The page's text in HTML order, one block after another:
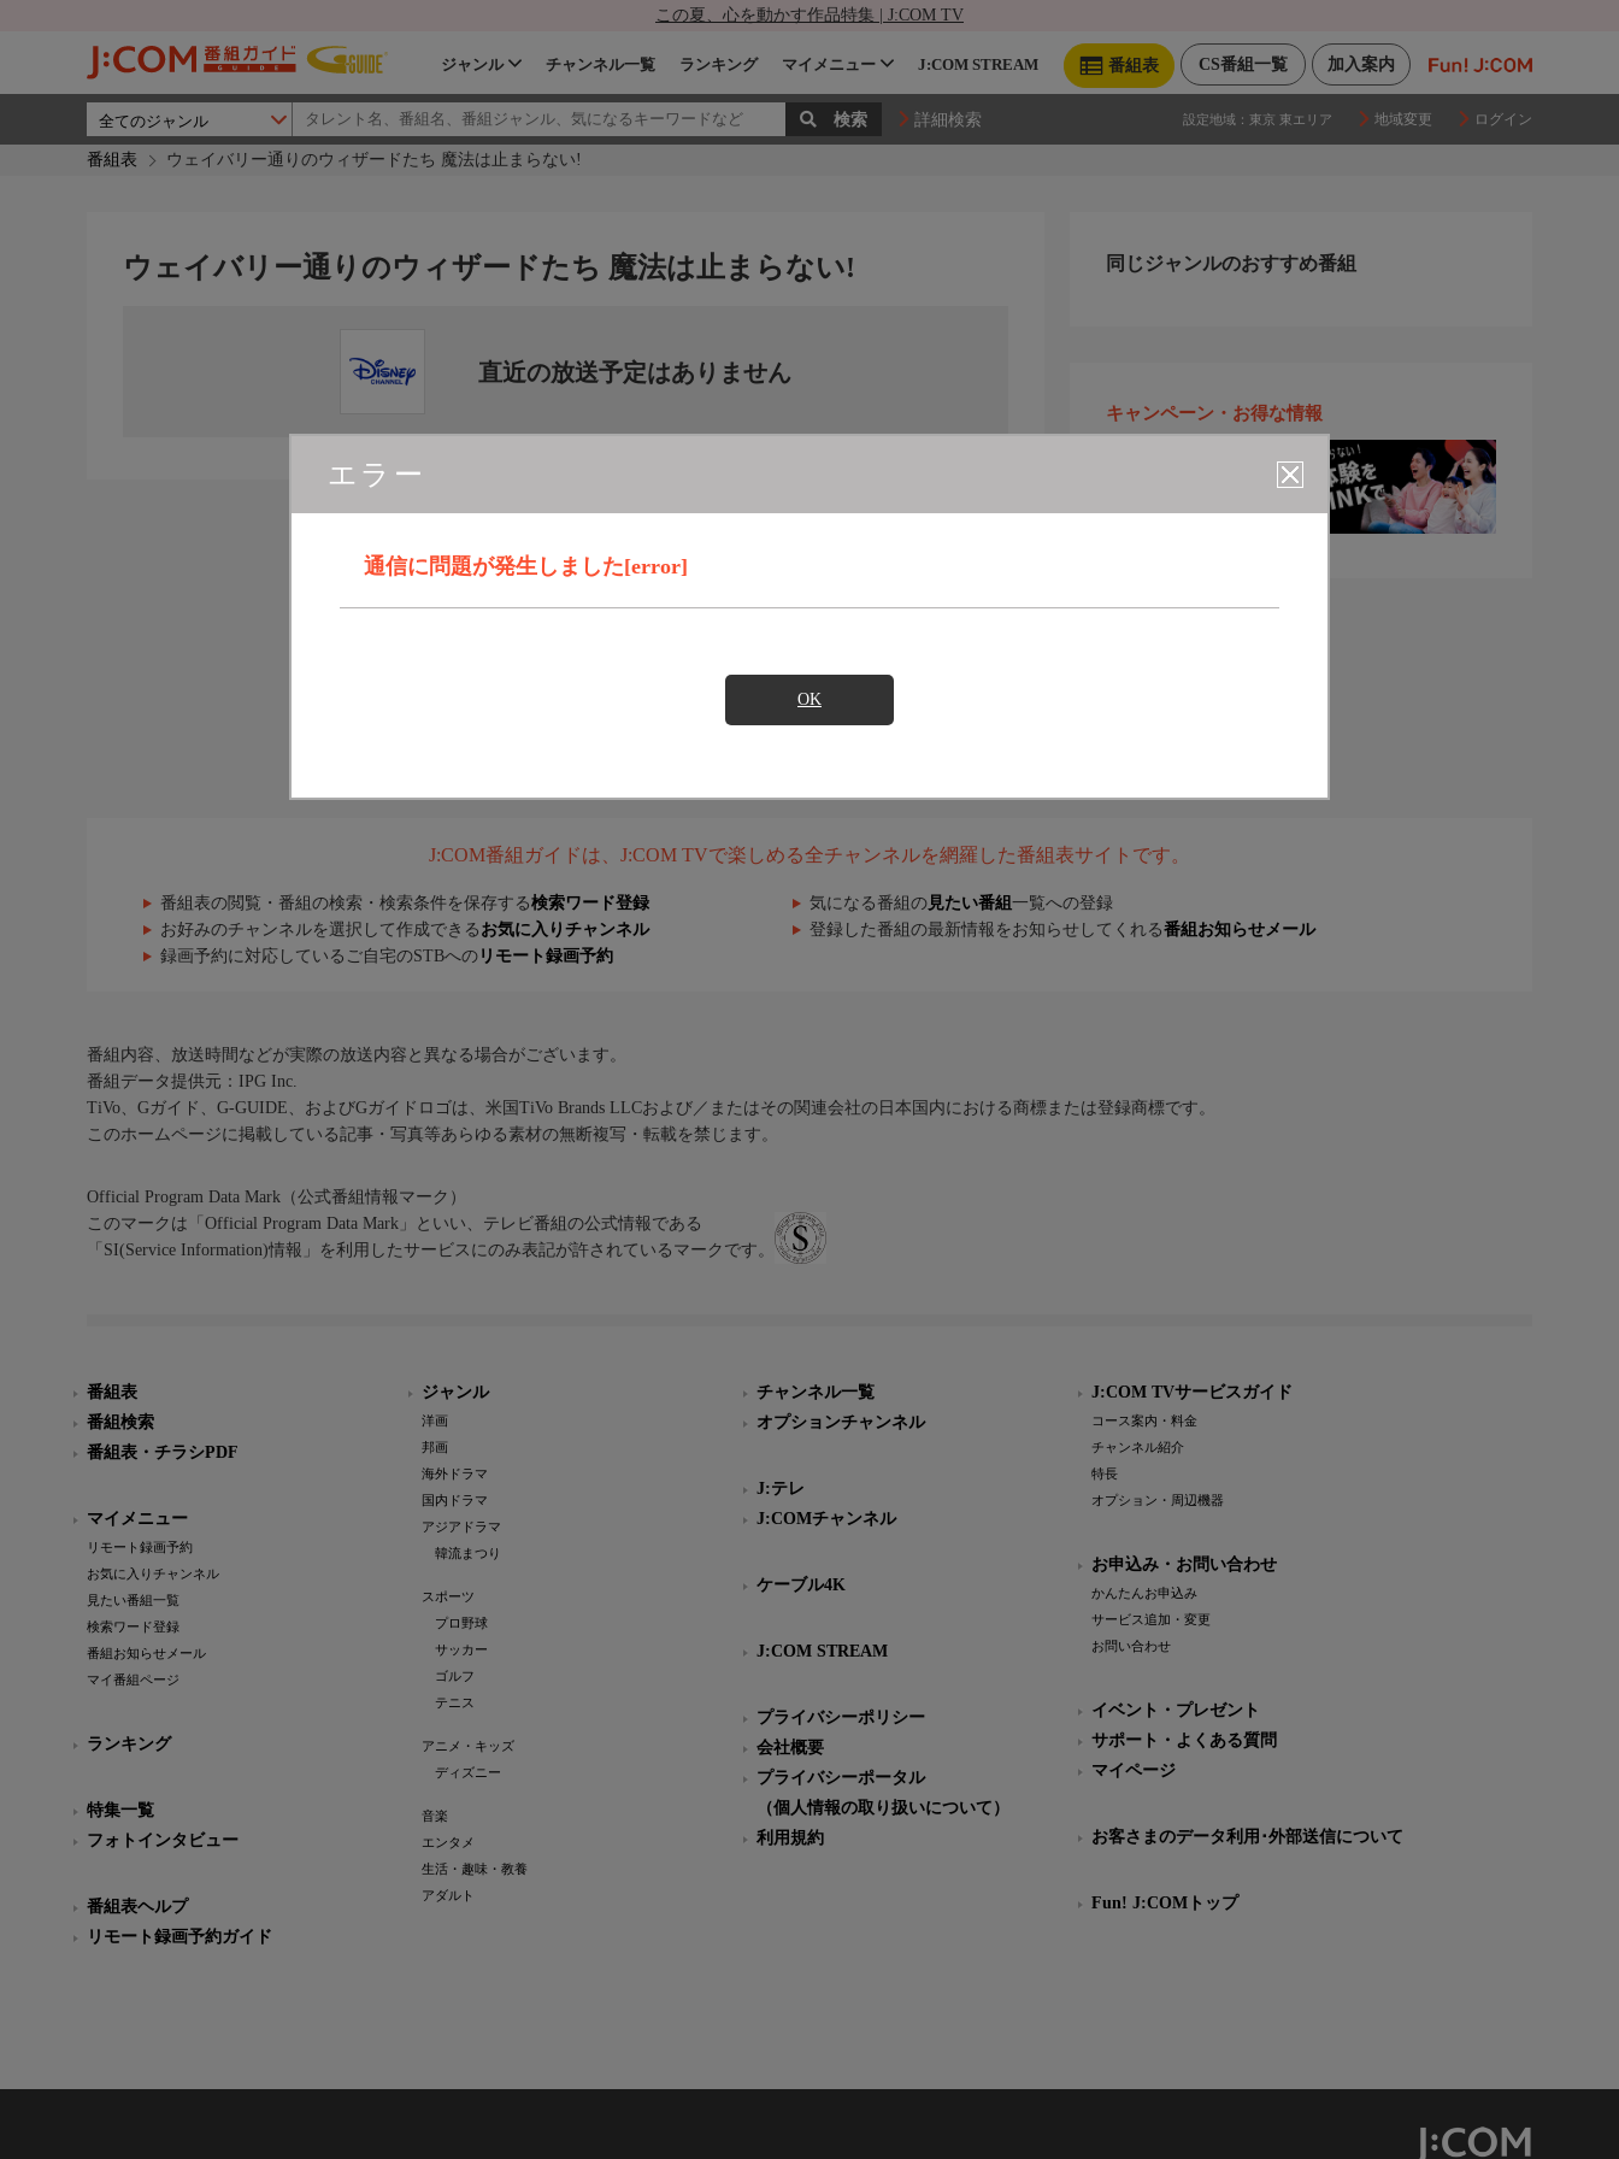
この夏、心を動かす作品特集 | J:COM TV
加入案内
CS番組一覧
番組表
ジャンル チャンネル一覧 ランキング マイメニュー J:COM STREAM
詳細検索 設定地域： 東京 東エリア 地域変更 ログイン
番組表 ウェイバリー通りのウィザードたち 魔法は止まらない!
エラー
通信に問題が発生しました[error]
OK
ウェイバリー通りのウィザードたち 魔法は止まらない!
直近の放送予定はありません
同じジャンルのおすすめ番組
キャンペーン・お得な情報
J:COM番組ガイドは、J:COM TVで楽しめる全チャンネルを網羅した番組表サイトです。
番組表の閲覧・番組の検索・検索条件を保存する検索ワード登録 気になる番組の 見たい番組 一覧への登録
お好みのチャンネルを選択して作成できる お気に入りチャンネル 登録した番組の最新情報をお知らせしてくれる番組お知らせメール
録画予約に対応しているご自宅のSTBへの リモート録画予約
番組内容、放送時間などが実際の放送内容と異なる場合がございます。
番組データ提供元：IPG Inc.
TiVo、Gガイド、G-GUIDE、およびGガイドロゴは、米国TiVo Brands LLCおよび／またはその関連会社の日本国内における商標または登録商標です。
このホームページに掲載している記事・写真等あらゆる素材の無断複写・転載を禁じます。
Official Program Data Mark（公式番組情報マーク）
このマークは「Official Program Data Mark」といい、テレビ番組の公式情報である
「SI(Service Information)情報」を利用したサービスにのみ表記が許されているマークです。
番組表
番組検索
番組表・チラシPDF
マイメニュー
リモート録画予約
お気に入りチャンネル
見たい番組一覧
検索ワード登録
番組お知らせメール
マイ番組ページ
ランキング
特集一覧
フォトインタビュー
番組表ヘルプ
リモート録画予約ガイド
ジャンル
洋画
邦画
海外ドラマ
国内ドラマ
アジアドラマ
韓流まつり
スポーツ
プロ野球
サッカー
ゴルフ
テニス
アニメ・キッズ
ディズニー
音楽
エンタメ
生活・趣味・教養
アダルト
チャンネル一覧
オプションチャンネル
J:テレ
J:COMチャンネル
ケーブル4K
J:COM STREAM
プライバシーポリシー
会社概要
プライバシーポータル
（個人情報の取り扱いについて）
利用規約
J:COM TVサービスガイド
コース案内・料金
チャンネル紹介
特長
オプション・周辺機器
お申込み・お問い合わせ
かんたんお申込み
サービス追加・変更
お問い合わせ
イベント・プレゼント
サポート・よくある質問
マイページ
お客さまのデータ利用･外部送信について
Fun! J:COMトップ